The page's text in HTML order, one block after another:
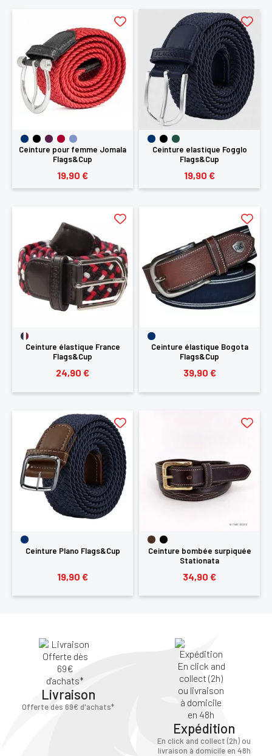
Ceinture pour femme Jomala
Flags&Cup
19,90 €
Ceinture elastique Fogglo
Flags&Cup
19,90 €
Ceinture élastique France
Flags&Cup
24,90 €
Ceinture élastique Bogota
Flags&Cup
39,90 €
Ceinture Plano Flags&Cup
19,90 €
Ceinture bombée surpiquée
Stationata
34,90 €
Livraison
Offerte dès 69€ d'achats*
Expédition
En click and collect (2h) ou
livraison à domicile en 48h
×
Vous devez être connecté pour enregistrer des
produits dans votre liste d'envie
ANNULER SE
CONNECTER